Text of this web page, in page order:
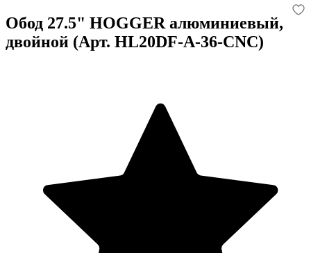
Обод 27.5" HOGGER алюминиевый,
двойной (Арт. HL20DF-A-36-CNC)